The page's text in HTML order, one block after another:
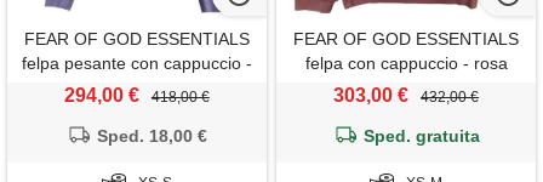
FEAR OF GOD ESSENTIALS
felpa pesante con cappuccio -
viola
294,00 € 418,00 €
Sped. 18,00 €
FEAR OF GOD ESSENTIALS
felpa con cappuccio - rosa
303,00 € 432,00 €
Sped. gratuita